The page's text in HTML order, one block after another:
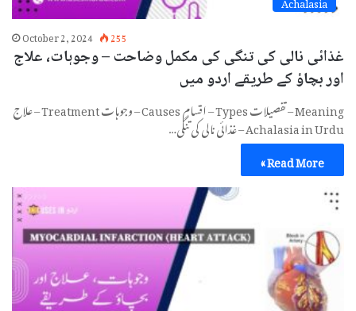
October 2, 2024 255
غذائی نالی کی تنگی کی مکمل وضاحت – وجوہات، علاج
اور بچاؤ کے طریقے اردو میں
Meaning – تفصیلات Types – اقسام Causes – وجوہات Treatment – علاج
Achalasia in Urdu – غذائی نالی کی تنگی…
Read More »